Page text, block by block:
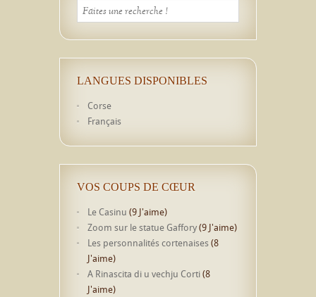
LANGUES DISPONIBLES
Corse
Français
VOS COUPS DE CŒUR
Le Casinu (9 J'aime)
Zoom sur le statue Gaffory(9 J'aime)
Les personnalités cortenaises (8
J'aime)
A Rinascita di u vechju Corti(8
J'aime)